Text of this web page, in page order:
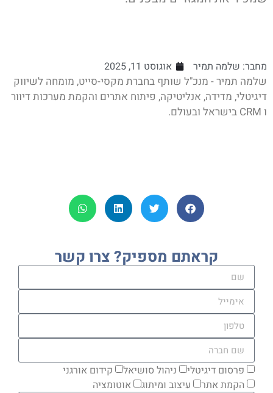
מחבר: שלמה תמיר אוגוסט 11, 2025
שלמה תמיר - מנכ"ל שותף בחברת מקסי-סייט, מומחה לשיווק
דיגיטלי, מדידה, אנליטיקה, פיתוח אתרים והקמת מערכות דיוור
ו CRM בישראל ובעולם.
קראתם מספיק? צרו קשר
פרסום דיגיטלי ניהול סושיאל
קידום אורגני
הקמת אתר
עיצוב ומיתוג אוטומציה